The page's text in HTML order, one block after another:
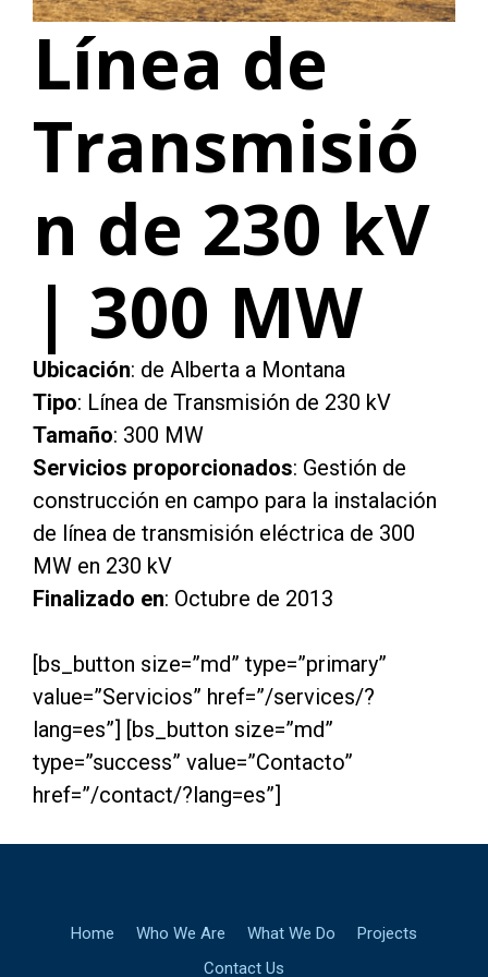
Línea de
Transmisió
n de 230 kV
| 300 MW
Ubicación: de Alberta a Montana
Tipo: Línea de Transmisión de 230 kV
Tamaño: 300 MW
Servicios proporcionados: Gestión de
construcción en campo para la instalación
de línea de transmisión eléctrica de 300
MW en 230 kV
Finalizado en: Octubre de 2013
[bs_button size=”md” type=”primary”
value=”Servicios” href=”/services/?
lang=es”] [bs_button size=”md”
type=”success” value=”Contacto”
href=”/contact/?lang=es”]
Home Who We Are What We Do
Projects
Contact Us